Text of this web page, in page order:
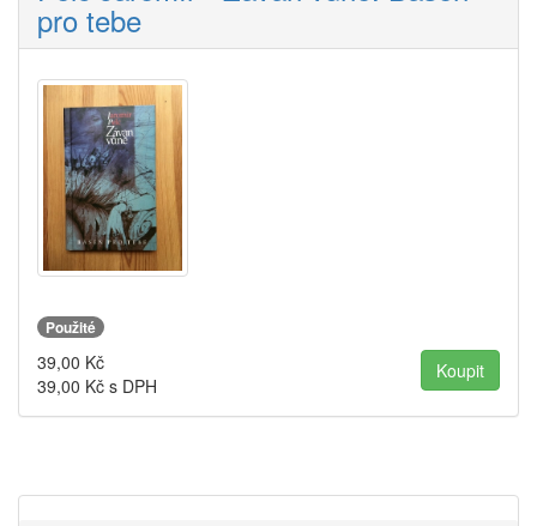
pro tebe
Použité
39,00 Kč
39,00 Kč s DPH